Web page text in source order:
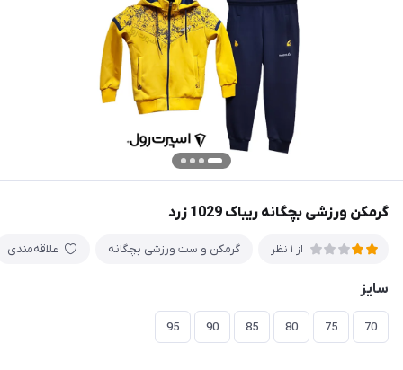
گرمکن ورزشی بچگانه ریباک 1029 زرد
از 1 نظر گرمكن و ست ورزشی بچگانه علاقه‌مندی
سایز
70
75
80
85
90
95